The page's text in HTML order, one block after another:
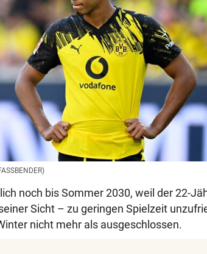
noch bis Sommer 2030, weil der 22-
Sicht – zu geringen Spielzeit
nicht mehr als ausgeschlossen.